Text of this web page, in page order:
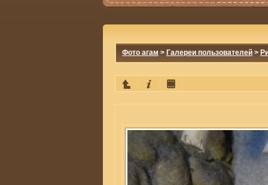
Фото агам > Галереи пользователей >